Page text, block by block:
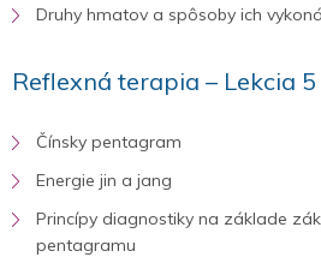
Druhy hmatov a spôsoby ich
Reflexná terapia – Lekcia 5
Čínsky pentagram
Energie jin a jang
Princípy diagnostiky na základe
pentagramu